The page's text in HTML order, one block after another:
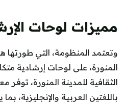
مميزات لوحات
وتعتمد المنظومة، التي طورتها
المنورة، على لوحات إرشادية
الثقافية للمدينة المنورة، توفر
باللغتين العربية والإنجليزية،